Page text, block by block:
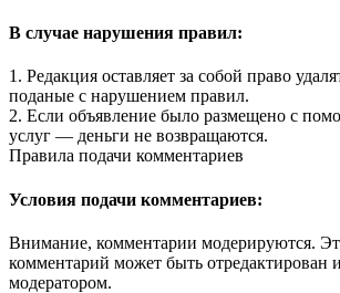
В случае нарушения правил:
1. Редакция оставляет за собой право
поданые с нарушением правил.
2. Если объявление было размещено с
услуг — деньги не возвращаются.
Правила подачи комментариев
Условия подачи комментариев:
Внимание, комментарии модерируются.
комментарий может быть отредактирован
модератором.